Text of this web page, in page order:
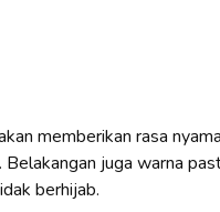
memberikan rasa
juga warna
berhijab.